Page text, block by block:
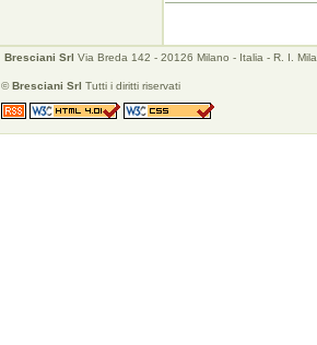
Bresciani Srl Via Breda 142 - 20126 Milano - Italia - R. I.
©Bresciani Srl Tutti i diritti riservati